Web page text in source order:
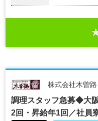
株式会社木曽路
調理スタッフ急募◆大
2回・昇給年1回／社員